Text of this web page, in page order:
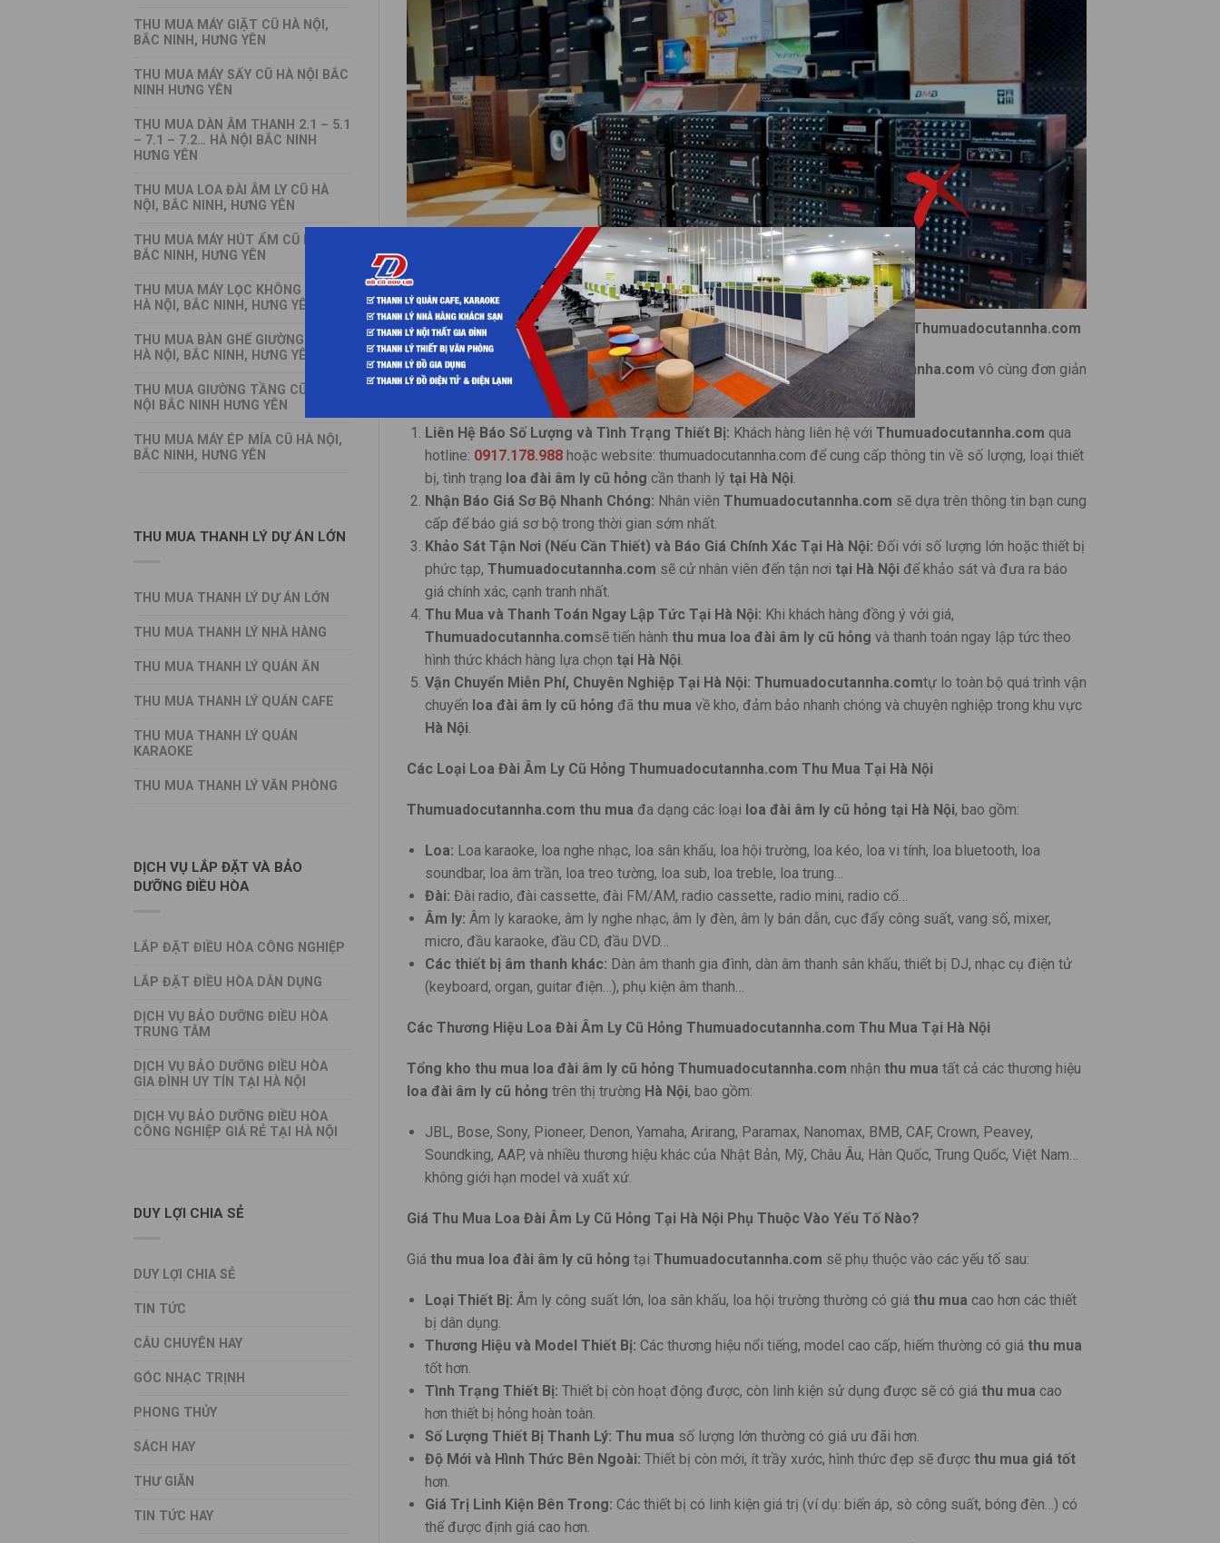
Quy Trình Thu Mua Loa Đài Âm Ly Cũ Hỏng Giá Cao Tận Nơi Tại Hà Nội Của Thumuadocutannha.com
Quy trình thu mua loa đài âm ly cũ hỏng tận nơi tại Hà Nội tạiThumuadocutannha.com vô cùng đơn giản
Liên Hệ Báo Số Lượng và Tình Trạng Thiết Bị: Khách hàng liên hệ với Thumuadocutannha.com qua
hotline: 0917.178.988 hoặc website: thumuadocutannha.com để cung cấp thông tin về số lượng, loại thiết
bị, tình trạng loa đài âm ly cũ hỏng cần thanh lý tại Hà Nội.
Nhận Báo Giá Sơ Bộ Nhanh Chóng: Nhân viên Thumuadocutannha.com sẽ dựa trên thông tin bạn cung
cấp để báo giá sơ bộ trong thời gian sớm nhất.
Khảo Sát Tận Nơi (Nếu Cần Thiết) và Báo Giá Chính Xác Tại Hà Nội: Đối với số lượng lớn hoặc thiết bị
phức tạp, Thumuadocutannha.com sẽ cử nhân viên đến tận nơi tại Hà Nội để khảo sát và đưa ra báo
giá chính xác, cạnh tranh nhất.
Thu Mua và Thanh Toán Ngay Lập Tức Tại Hà Nội: Khi khách hàng đồng ý với giá,
Thumuadocutannha.comsẽ tiến hành thu mua loa đài âm ly cũ hỏng và thanh toán ngay lập tức theo
hình thức khách hàng lựa chọn tại Hà Nội.
Vận Chuyển Miễn Phí, Chuyên Nghiệp Tại Hà Nội: Thumuadocutannha.comtự lo toàn bộ quá trình vận
chuyển loa đài âm ly cũ hỏng đã thu mua về kho, đảm bảo nhanh chóng và chuyên nghiệp trong khu vực
Hà Nội.
Các Loại Loa Đài Âm Ly Cũ Hỏng Thumuadocutannha.com Thu Mua Tại Hà Nội
Thumuadocutannha.com thu mua đa dạng các loại loa đài âm ly cũ hỏng tại Hà Nội, bao gồm:
Loa: Loa karaoke, loa nghe nhạc, loa sân khấu, loa hội trường, loa kéo, loa vi tính, loa bluetooth, loa
soundbar, loa âm trần, loa treo tường, loa sub, loa treble, loa trung…
Đài: Đài radio, đài cassette, đài FM/AM, radio cassette, radio mini, radio cổ…
Âm ly: Âm ly karaoke, âm ly nghe nhạc, âm ly đèn, âm ly bán dẫn, cục đẩy công suất, vang số, mixer,
micro, đầu karaoke, đầu CD, đầu DVD…
Các thiết bị âm thanh khác: Dàn âm thanh gia đình, dàn âm thanh sân khấu, thiết bị DJ, nhạc cụ điện tử
(keyboard, organ, guitar điện…), phụ kiện âm thanh…
Các Thương Hiệu Loa Đài Âm Ly Cũ Hỏng Thumuadocutannha.com Thu Mua Tại Hà Nội
Tổng kho thu mua loa đài âm ly cũ hỏng Thumuadocutannha.com nhận thu mua tất cả các thương hiệu
loa đài âm ly cũ hỏng trên thị trường Hà Nội, bao gồm:
JBL, Bose, Sony, Pioneer, Denon, Yamaha, Arirang, Paramax, Nanomax, BMB, CAF, Crown, Peavey,
Soundking, AAP, và nhiều thương hiệu khác của Nhật Bản, Mỹ, Châu Âu, Hàn Quốc, Trung Quốc, Việt Nam…
không giới hạn model và xuất xứ.
Giá Thu Mua Loa Đài Âm Ly Cũ Hỏng Tại Hà Nội Phụ Thuộc Vào Yếu Tố Nào?
Giá thu mua loa đài âm ly cũ hỏng tại Thumuadocutannha.com sẽ phụ thuộc vào các yếu tố sau:
Loại Thiết Bị: Âm ly công suất lớn, loa sân khấu, loa hội trường thường có giá thu mua cao hơn các thiết
bị dân dụng.
Thương Hiệu và Model Thiết Bị: Các thương hiệu nổi tiếng, model cao cấp, hiếm thường có giá thu mua
tốt hơn.
Tình Trạng Thiết Bị: Thiết bị còn hoạt động được, còn linh kiện sử dụng được sẽ có giá thu mua cao
hơn thiết bị hỏng hoàn toàn.
Số Lượng Thiết Bị Thanh Lý: Thu mua số lượng lớn thường có giá ưu đãi hơn.
Độ Mới và Hình Thức Bên Ngoài: Thiết bị còn mới, ít trầy xước, hình thức đẹp sẽ được thu mua giá tốt
hơn.
Giá Trị Linh Kiện Bên Trong: Các thiết bị có linh kiện giá trị (ví dụ: biến áp, sò công suất, bóng đèn…) có
thể được định giá cao hơn.
THU MUA MÁY GIẶT CŨ HÀ NỘI,
BẮC NINH, HƯNG YÊN
THU MUA MÁY SẤY CŨ HÀ NỘI BẮC
NINH HƯNG YÊN
THU MUA DÀN ÂM THANH 2.1 – 5.1
– 7.1 – 7.2… HÀ NỘI BẮC NINH
HƯNG YÊN
THU MUA LOA ĐÀI ÂM LY CŨ HÀ
NỘI, BẮC NINH, HƯNG YÊN
THU MUA MÁY HÚT ẨM CŨ HÀ NỘI,
BẮC NINH, HƯNG YÊN
THU MUA MÁY LỌC KHÔNG KHÍ CŨ
HÀ NỘI, BẮC NINH, HƯNG YÊN
THU MUA BÀN GHẾ GIƯỜNG TỦ CŨ
HÀ NỘI, BẮC NINH, HƯNG YÊN
THU MUA GIƯỜNG TẦNG CŨ HÀ
NỘI BẮC NINH HƯNG YÊN
THU MUA MÁY ÉP MÍA CŨ HÀ NỘI,
BẮC NINH, HƯNG YÊN
THU MUA THANH LÝ DỰ ÁN LỚN
THU MUA THANH LÝ DỰ ÁN LỚN
THU MUA THANH LÝ NHÀ HÀNG
THU MUA THANH LÝ QUÁN ĂN
THU MUA THANH LÝ QUÁN CAFE
THU MUA THANH LÝ QUÁN
KARAOKE
THU MUA THANH LÝ VĂN PHÒNG
DỊCH VỤ LẮP ĐẶT VÀ BẢO
DƯỠNG ĐIỀU HÒA
LẮP ĐẶT ĐIỀU HÒA CÔNG NGHIỆP
LẮP ĐẶT ĐIỀU HÒA DÂN DỤNG
DỊCH VỤ BẢO DƯỠNG ĐIỀU HÒA
TRUNG TÂM
DỊCH VỤ BẢO DƯỠNG ĐIỀU HÒA
GIA ĐÌNH UY TÍN TẠI HÀ NỘI
DỊCH VỤ BẢO DƯỠNG ĐIỀU HÒA
CÔNG NGHIỆP GIÁ RẺ TẠI HÀ NỘI
DUY LỢI CHIA SẺ
DUY LỢI CHIA SẺ
TIN TỨC
CÂU CHUYÊN HAY
GÓC NHẠC TRỊNH
PHONG THỦY
SÁCH HAY
THƯ GIÃN
TIN TỨC HAY